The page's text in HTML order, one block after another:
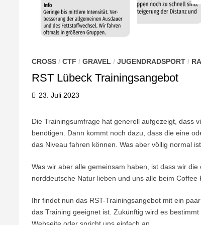
CROSS /CTF /GRAVEL /JUGENDRADSPORT /
RST Lübeck Trainingsangebot
23. Juli 2023
Die Trainingsumfrage hat generell aufgezeigt, dass
benötigen. Dann kommt noch dazu, dass die eine
das Niveau fahren können. Was aber völlig normal ist.
Was wir aber alle gemeinsam haben, ist dass wir
norddeutsche Natur lieben und uns alle beim
Ihr findet nun das RST-Trainingsangebot mit ein
das Training geeignet ist. Zukünftig wird es
Webseite oder spricht uns einfach an.